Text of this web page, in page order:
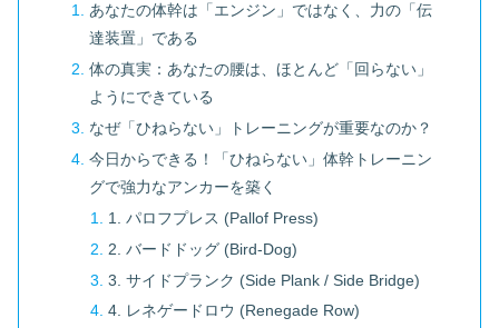
あなたの体幹は「エンジン」ではなく、力の「伝
達装置」である
体の真実：あなたの腰は、ほとんど「回らない」
ようにできている
なぜ「ひねらない」トレーニングが重要なのか？
今日からできる！「ひねらない」体幹トレーニン
グで強力なアンカーを築く
1. パロフプレス (Pallof Press)
2. バードドッグ (Bird-Dog)
3. サイドプランク (Side Plank / Side Bridge)
4. レネゲードロウ (Renegade Row)